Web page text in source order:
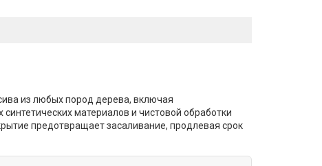
из любых пород дерева, включая
материалов и чистовой обработки
предотвращает засаливание, продлевая срок